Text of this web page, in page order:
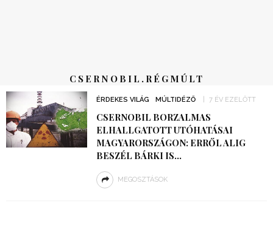
CSERNOBIL.RÉGMÚLT
ÉRDEKES VILÁG MÚLTIDÉZŐ 7 ÉV EZELŐTT
CSERNOBIL BORZALMAS
ELHALLGATOTT UTÓHATÁSAI
MAGYARORSZÁGON: ERRŐL ALIG
BESZÉL BÁRKI IS…
MEGOSZTÁSOK